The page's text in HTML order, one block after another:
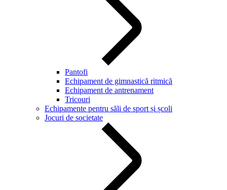
Pantofi
Echipament de gimnastică ritmică
Echipament de antrenament
Tricouri
Echipamente pentru săli de sport și școli
Jocuri de societate